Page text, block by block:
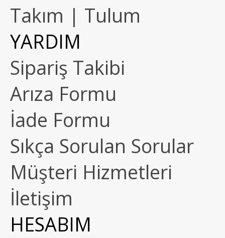
Takım | Tulum
YARDIM
Sipariş Takibi
Arıza Formu
İade Formu
Sıkça Sorulan Sorular
Müşteri Hizmetleri
İletişim
HESABIM